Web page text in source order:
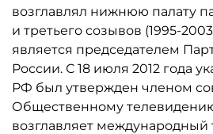
возглавлял нижнюю палату
и третьего созывов (1995-
является председателем
России. С 18 июля 2012 года
РФ был утвержден членом
Общественному
возглавляет